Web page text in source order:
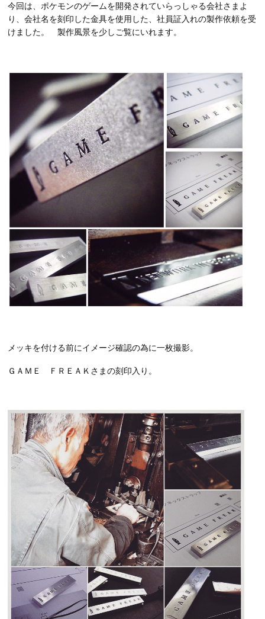
今回は、ポケモンのゲームを開発されていらっしゃる会社さまよ
り、会社名を刻印した金具を使用した、社員証入れの製作依頼を受
けました。 製作風景を少しご覧にいれます。
メッキを付ける前にイメージ確認の為に一枚撮影。
ＧＡＭＥ ＦＲＥＡＫさまの刻印入り。